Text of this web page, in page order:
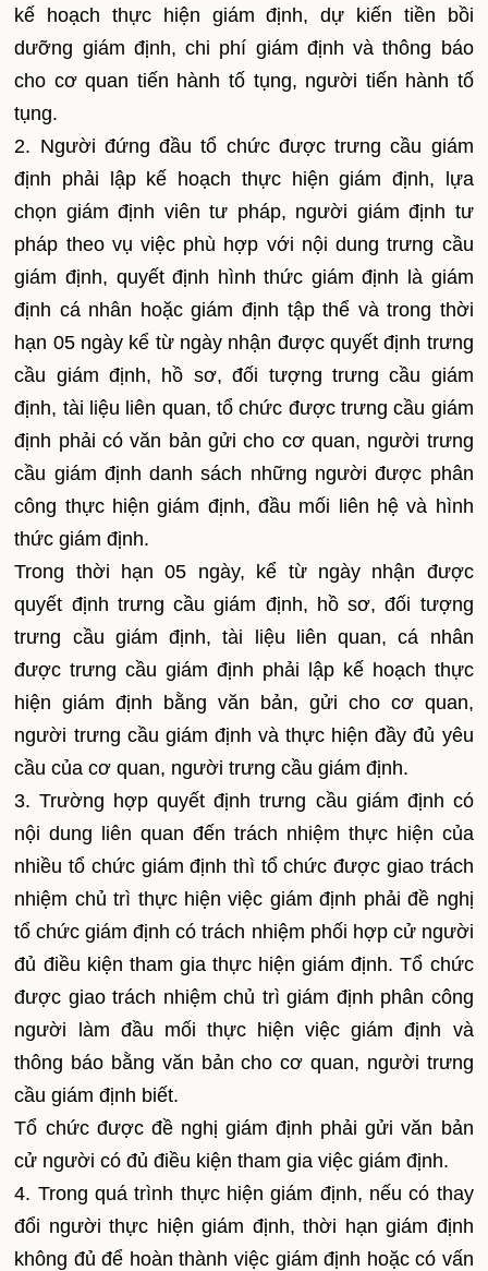
kế hoạch thực hiện giám định, dự kiến tiền bồi
dưỡng giám định, chi phí giám định và thông báo
cho cơ quan tiến hành tố tụng, người tiến hành tố
tụng.
2. Người đứng đầu tổ chức được trưng cầu giám
định phải lập kế hoạch thực hiện giám định, lựa
chọn giám định viên tư pháp, người giám định tư
pháp theo vụ việc phù hợp với nội dung trưng cầu
giám định, quyết định hình thức giám định là giám
định cá nhân hoặc giám định tập thể và trong thời
hạn 05 ngày kể từ ngày nhận được quyết định trưng
cầu giám định, hồ sơ, đối tượng trưng cầu giám
định, tài liệu liên quan, tổ chức được trưng cầu giám
định phải có văn bản gửi cho cơ quan, người trưng
cầu giám định danh sách những người được phân
công thực hiện giám định, đầu mối liên hệ và hình
thức giám định.
Trong thời hạn 05 ngày, kể từ ngày nhận được
quyết định trưng cầu giám định, hồ sơ, đối tượng
trưng cầu giám định, tài liệu liên quan, cá nhân
được trưng cầu giám định phải lập kế hoạch thực
hiện giám định bằng văn bản, gửi cho cơ quan,
người trưng cầu giám định và thực hiện đầy đủ yêu
cầu của cơ quan, người trưng cầu giám định.
3. Trường hợp quyết định trưng cầu giám định có
nội dung liên quan đến trách nhiệm thực hiện của
nhiều tổ chức giám định thì tổ chức được giao trách
nhiệm chủ trì thực hiện việc giám định phải đề nghị
tổ chức giám định có trách nhiệm phối hợp cử người
đủ điều kiện tham gia thực hiện giám định. Tổ chức
được giao trách nhiệm chủ trì giám định phân công
người làm đầu mối thực hiện việc giám định và
thông báo bằng văn bản cho cơ quan, người trưng
cầu giám định biết.
Tổ chức được đề nghị giám định phải gửi văn bản
cử người có đủ điều kiện tham gia việc giám định.
4. Trong quá trình thực hiện giám định, nếu có thay
đổi người thực hiện giám định, thời hạn giám định
không đủ để hoàn thành việc giám định hoặc có vấn